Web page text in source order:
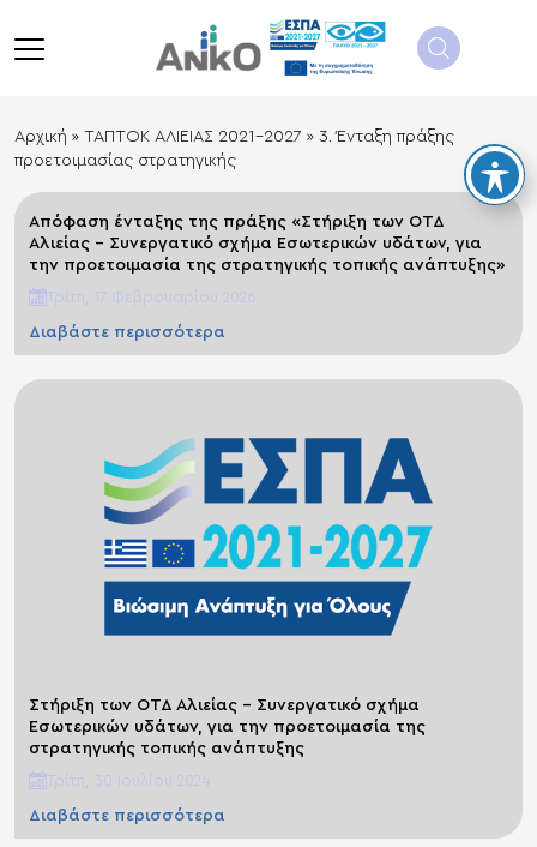
Αρχική » ΤΑΠΤΟΚ ΑΛΙΕΙΑΣ 2021-2027 » 3. Ένταξη πράξης
προετοιμασίας στρατηγικής
Απόφαση ένταξης της πράξης «Στήριξη των ΟΤΔ
Αλιείας – Συνεργατικό σχήμα Εσωτερικών υδάτων, για
την προετοιμασία της στρατηγικής τοπικής ανάπτυξης»
Τρίτη, 17 Φεβρουαρίου 2026
Διαβάστε περισσότερα
Στήριξη των ΟΤΔ Αλιείας – Συνεργατικό σχήμα
Εσωτερικών υδάτων, για την προετοιμασία της
στρατηγικής τοπικής ανάπτυξης
Τρίτη, 30 Ιουλίου 2024
Διαβάστε περισσότερα